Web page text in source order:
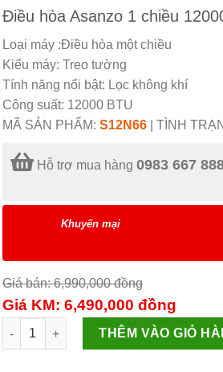
Điều hòa Asanzo 1 chiều
Loại máy :Điều hòa một chiều
Kiểu máy: Treo tường
Tính năng nổi bật: Lọc không khí
Công suất: 12000 BTU
MÃ SẢN PHẨM: S12N66 TÌNH
Hỗ trợ mua hàng 0983 667
Khuyến mại
Giá bán: 6,990,000đồng
Giá KM: 6,490,000 đồng
Điều hòa Asanzo 1 chiều 12000BTU
THÊM VÀO GIỎ